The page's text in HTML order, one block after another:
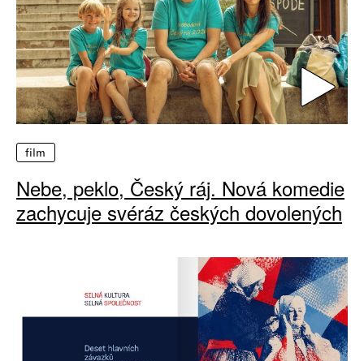
film
Nebe, peklo, Český ráj. Nová komedie
zachycuje svéráz českých dovolených